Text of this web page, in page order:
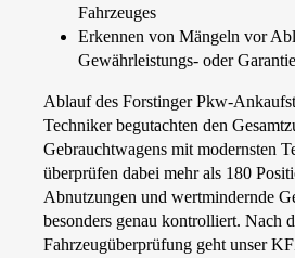
Fahrzeuges
Erkennen von Mängeln vor
Gewährleistungs- oder
Ablauf des Forstinger Pkw-
Techniker begutachten den
Gebrauchtwagens mit modernsten
überprüfen dabei mehr als 180
Abnutzungen und wertmindernde
besonders genau kontrolliert. Nach
Fahrzeugüberprüfung geht unser